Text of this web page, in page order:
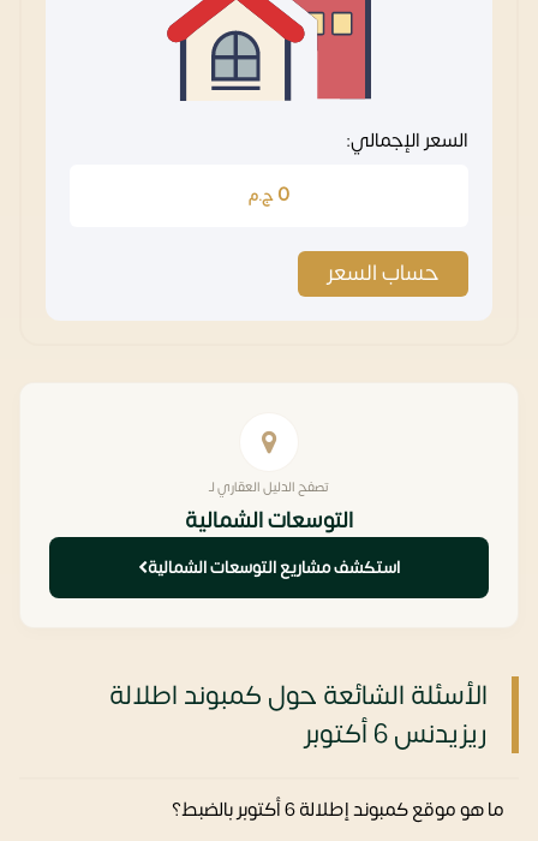
السعر الإجمالي:
0 ج.م
حساب السعر
تصفح الدليل العقاري لـ
التوسعات الشمالية
استكشف مشاريع التوسعات الشمالية
الأسئلة الشائعة حول كمبوند اطلالة
ريزيدنس 6 أكتوبر
ما هو موقع كمبوند إطلالة 6 أكتوبر بالضبط؟